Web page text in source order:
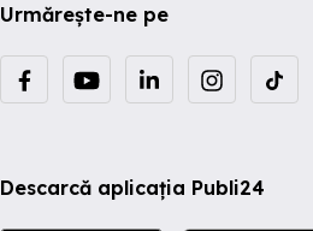
Urmărește-ne pe
Descarcă aplicația Publi24